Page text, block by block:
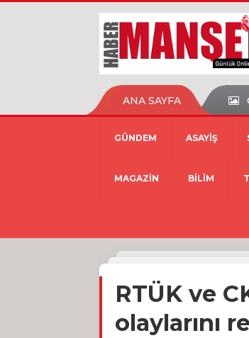
ANA SAYFA
GÜNDEM ASAYİŞ
MAGAZİN BİLİM
RTÜK ve
olaylarını